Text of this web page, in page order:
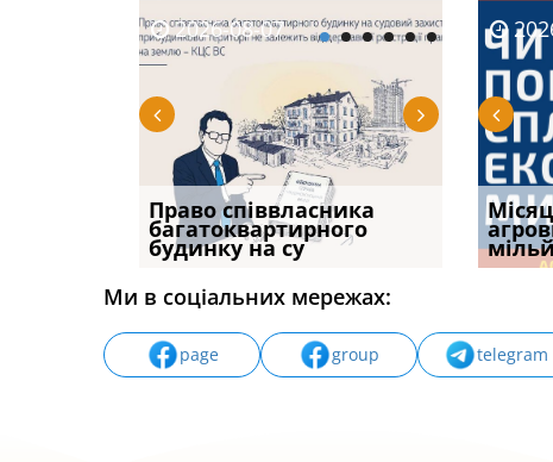
2026-08-07
Право співвласника
багатоквартирного
будинку на су
2026-
Якщо
наявніс
2026-08-03
ФУНДАМЕНТАЛЬНА
ПРОБЛЕМА «СУДОВОЇ
ПРАКТИКИ», АБО ПР
Ми в соціальних мережах:
page group telegram